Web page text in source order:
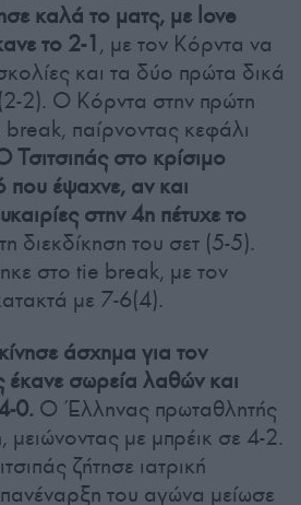
καλά το ματς, με love
το 2-1, με τον Κόρντα να
και τα δύο πρώτα δικά
2). Ο Κόρντα στην πρώτη
break, παίρνοντας κεφάλι
Τσιτσιπάς στο κρίσιμο
που έψαχνε, αν και
στην 4η πέτυχε το
διεκδίκηση του σετ (5-5).
στο tie break, με τον
με 7-6(4).
άσχημα για τον
έκανε σωρεία λαθών και
0. Ο Έλληνας πρωταθλητής
με μπρέικ σε 4-2.
ζήτησε ιατρική
του αγώνα μείωσε